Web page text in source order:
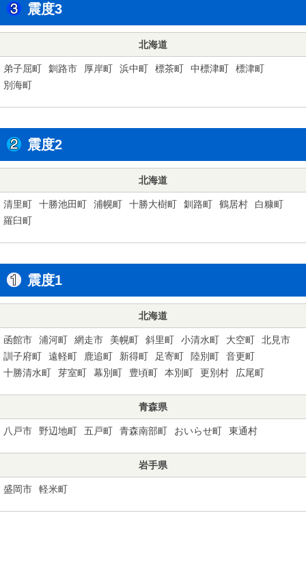
震度3
北海道
弟子屈町 釧路市 厚岸町 浜中町 標茶町 中標津町
標津町
別海町
震度2
北海道
清里町 十勝池田町 浦幌町 十勝大樹町 釧路町 鶴居村
白糠町
羅臼町
震度1
北海道
函館市 浦河町 網走市 美幌町 斜里町 小清水町 大空町
北見市
訓子府町
遠軽町 鹿追町 新得町 足寄町 陸別町
音更町
十勝清水町
芽室町 幕別町 豊頃町 本別町 更別村 広尾町
青森県
八戸市 野辺地町 五戸町 青森南部町 おいらせ町 東通村
岩手県
盛岡市 軽米町